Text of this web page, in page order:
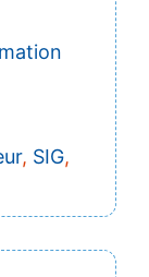
, SIG,